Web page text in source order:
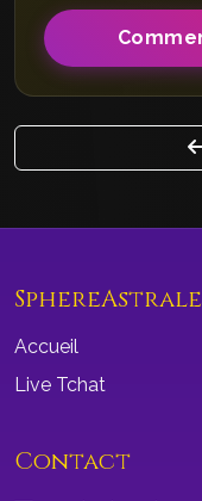
SphereAstrale
Accueil
Live Tchat
Contact